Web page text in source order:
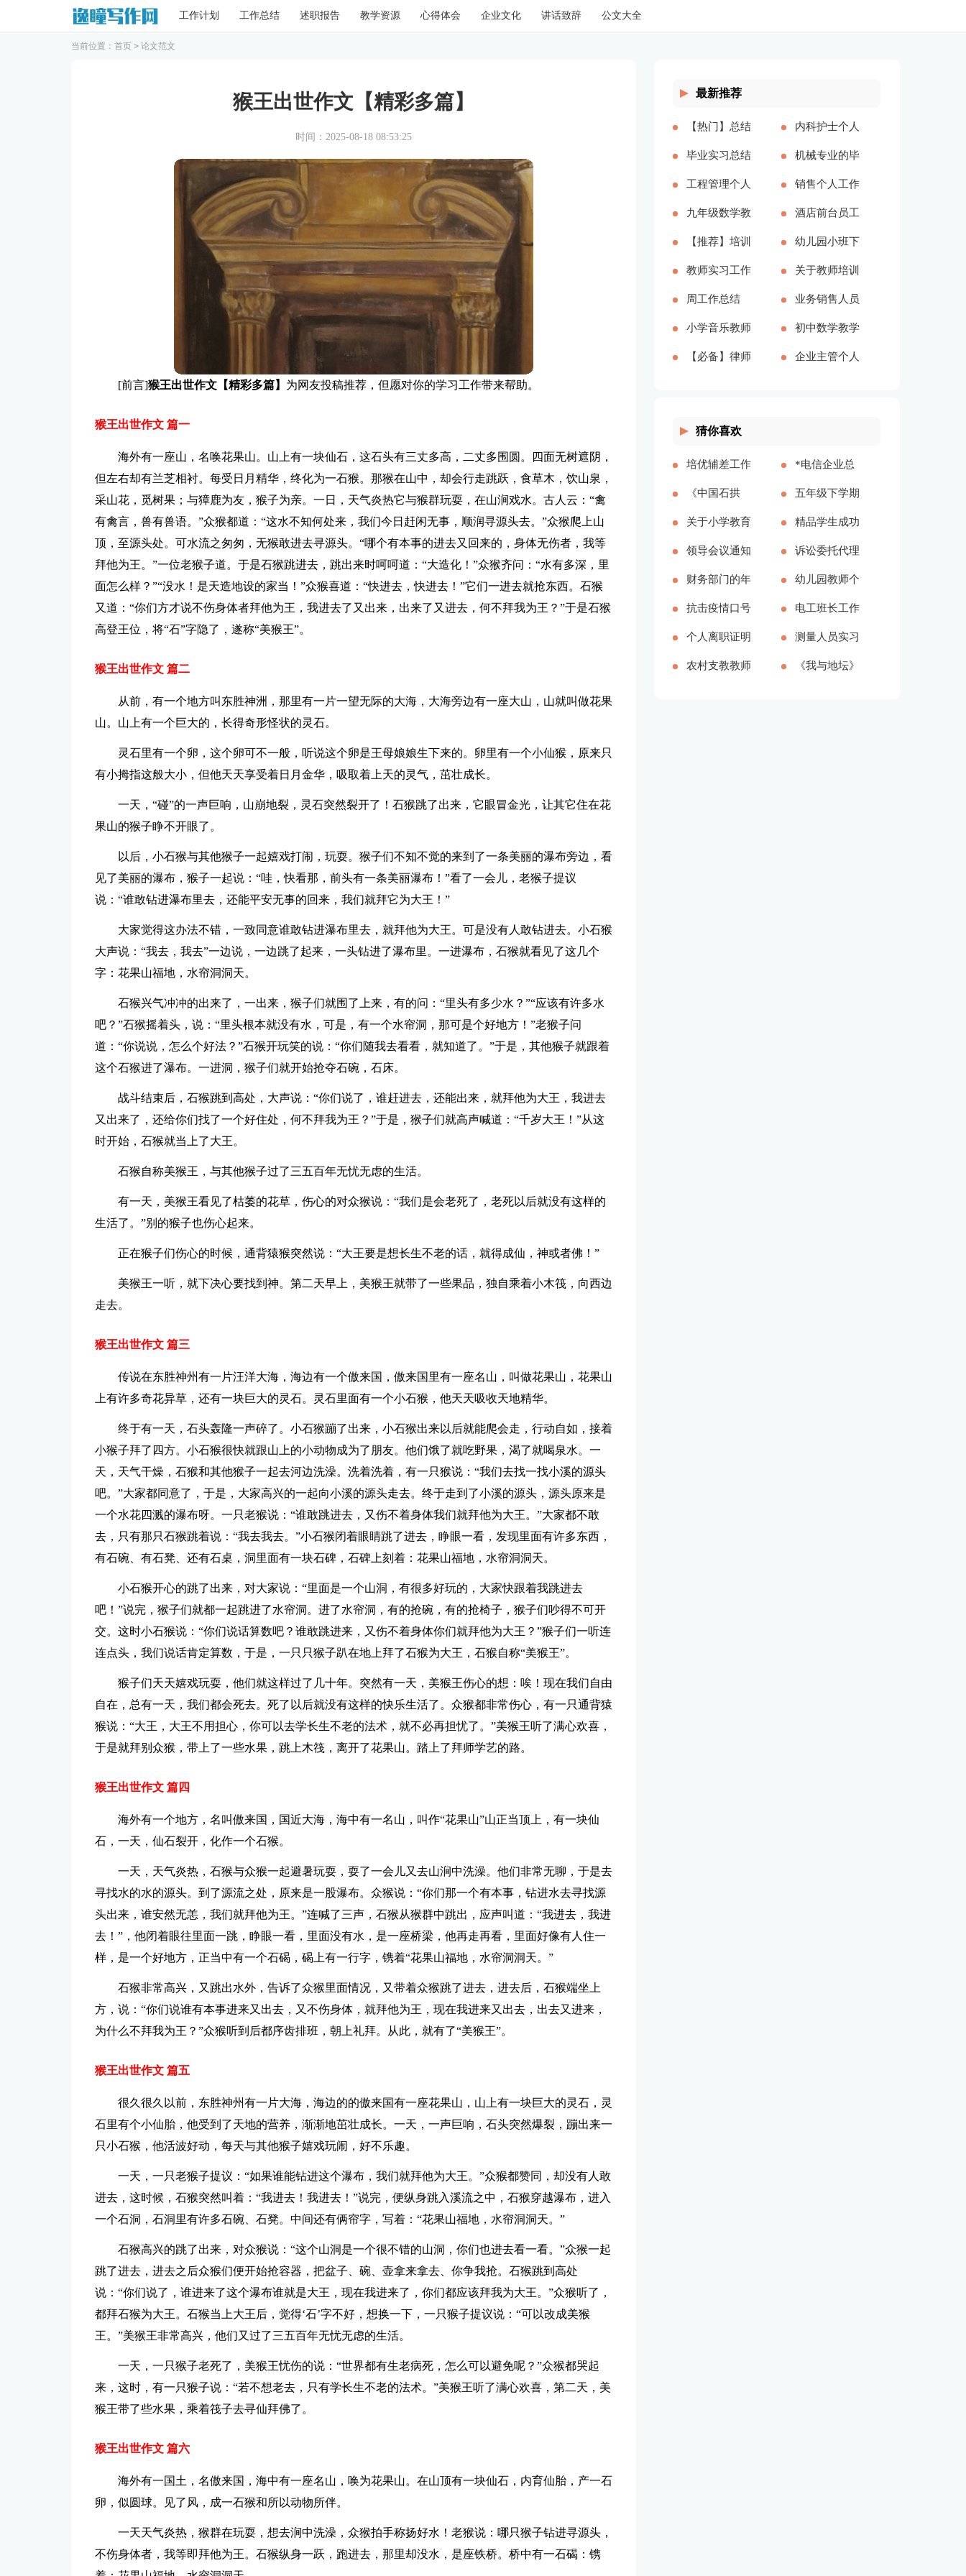
工作计划 工作总结 述职报告 教学资源 心得体会 企业文化 讲话致辞 公文大全
当前位置： 首页 > 论文范文
猴王出世作文【精彩多篇】
时间：2025-08-18 08:53:25
[前言]猴王出世作文【精彩多篇】 为网友投稿推荐，但愿对你的学习工作带来帮助。
猴王出世作文 篇一
海外有一座山，名唤花果山。山上有一块仙石，这石头有三丈多高，二丈多围圆。四面无树遮阴，
但左右却有兰芝相衬。每受日月精华，终化为一石猴。那猴在山中，却会行走跳跃，食草木，饮山泉，
采山花，觅树果；与獐鹿为友，猴子为亲。一日，天气炎热它与猴群玩耍，在山涧戏水。古人云：“禽
有禽言，兽有兽语。”众猴都道：“这水不知何处来，我们今日赶闲无事，顺润寻源头去。”众猴爬上山
顶，至源头处。可水流之匆匆，无猴敢进去寻源头。“哪个有本事的进去又回来的，身体无伤者，我等
拜他为王。”一位老猴子道。于是石猴跳进去，跳出来时呵呵道：“大造化！”众猴齐问：“水有多深，里
面怎么样？”“没水！是天造地设的家当！”众猴喜道：“快进去，快进去！”它们一进去就抢东西。石猴
又道：“你们方才说不伤身体者拜他为王，我进去了又出来，出来了又进去，何不拜我为王？”于是石猴
高登王位，将“石”字隐了，遂称“美猴王”。
猴王出世作文 篇二
从前，有一个地方叫东胜神洲，那里有一片一望无际的大海，大海旁边有一座大山，山就叫做花果
山。山上有一个巨大的，长得奇形怪状的灵石。
灵石里有一个卵，这个卵可不一般，听说这个卵是王母娘娘生下来的。卵里有一个小仙猴，原来只
有小拇指这般大小，但他天天享受着日月金华，吸取着上天的灵气，茁壮成长。
一天，“碰”的一声巨响，山崩地裂，灵石突然裂开了！石猴跳了出来，它眼冒金光，让其它住在花
果山的猴子睁不开眼了。
以后，小石猴与其他猴子一起嬉戏打闹，玩耍。猴子们不知不觉的来到了一条美丽的瀑布旁边，看
见了美丽的瀑布，猴子一起说：“哇，快看那，前头有一条美丽瀑布！”看了一会儿，老猴子提议
说：“谁敢钻进瀑布里去，还能平安无事的回来，我们就拜它为大王！”
大家觉得这办法不错，一致同意谁敢钻进瀑布里去，就拜他为大王。可是没有人敢钻进去。小石猴
大声说：“我去，我去”一边说，一边跳了起来，一头钻进了瀑布里。一进瀑布，石猴就看见了这几个
字：花果山福地，水帘洞洞天。
石猴兴气冲冲的出来了，一出来，猴子们就围了上来，有的问：“里头有多少水？”“应该有许多水
吧？”石猴摇着头，说：“里头根本就没有水，可是，有一个水帘洞，那可是个好地方！”老猴子问
道：“你说说，怎么个好法？”石猴开玩笑的说：“你们随我去看看，就知道了。”于是，其他猴子就跟着
这个石猴进了瀑布。一进洞，猴子们就开始抢夺石碗，石床。
战斗结束后，石猴跳到高处，大声说：“你们说了，谁赶进去，还能出来，就拜他为大王，我进去
又出来了，还给你们找了一个好住处，何不拜我为王？”于是，猴子们就高声喊道：“千岁大王！”从这
时开始，石猴就当上了大王。
石猴自称美猴王，与其他猴子过了三五百年无忧无虑的生活。
有一天，美猴王看见了枯萎的花草，伤心的对众猴说：“我们是会老死了，老死以后就没有这样的
生活了。”别的猴子也伤心起来。
正在猴子们伤心的时候，通背猿猴突然说：“大王要是想长生不老的话，就得成仙，神或者佛！”
美猴王一听，就下决心要找到神。第二天早上，美猴王就带了一些果品，独自乘着小木筏，向西边
走去。
猴王出世作文 篇三
传说在东胜神州有一片汪洋大海，海边有一个傲来国，傲来国里有一座名山，叫做花果山，花果山
上有许多奇花异草，还有一块巨大的灵石。灵石里面有一个小石猴，他天天吸收天地精华。
终于有一天，石头轰隆一声碎了。小石猴蹦了出来，小石猴出来以后就能爬会走，行动自如，接着
小猴子拜了四方。小石猴很快就跟山上的小动物成为了朋友。他们饿了就吃野果，渴了就喝泉水。一
天，天气干燥，石猴和其他猴子一起去河边洗澡。洗着洗着，有一只猴说：“我们去找一找小溪的源头
吧。”大家都同意了，于是，大家高兴的一起向小溪的源头走去。终于走到了小溪的源头，源头原来是
一个水花四溅的瀑布呀。一只老猴说：“谁敢跳进去，又伤不着身体我们就拜他为大王。”大家都不敢
去，只有那只石猴跳着说：“我去我去。”小石猴闭着眼睛跳了进去，睁眼一看，发现里面有许多东西，
有石碗、有石凳、还有石桌，洞里面有一块石碑，石碑上刻着：花果山福地，水帘洞洞天。
小石猴开心的跳了出来，对大家说：“里面是一个山洞，有很多好玩的，大家快跟着我跳进去
吧！”说完，猴子们就都一起跳进了水帘洞。进了水帘洞，有的抢碗，有的抢椅子，猴子们吵得不可开
交。这时小石猴说：“你们说话算数吧？谁敢跳进来，又伤不着身体你们就拜他为大王？”猴子们一听连
连点头，我们说话肯定算数，于是，一只只猴子趴在地上拜了石猴为大王，石猴自称“美猴王”。
猴子们天天嬉戏玩耍，他们就这样过了几十年。突然有一天，美猴王伤心的想：唉！现在我们自由
自在，总有一天，我们都会死去。死了以后就没有这样的快乐生活了。众猴都非常伤心，有一只通背猿
猴说：“大王，大王不用担心，你可以去学长生不老的法术，就不必再担忧了。”美猴王听了满心欢喜，
于是就拜别众猴，带上了一些水果，跳上木筏，离开了花果山。踏上了拜师学艺的路。
猴王出世作文 篇四
海外有一个地方，名叫傲来国，国近大海，海中有一名山，叫作“花果山”山正当顶上，有一块仙
石，一天，仙石裂开，化作一个石猴。
一天，天气炎热，石猴与众猴一起避暑玩耍，耍了一会儿又去山涧中洗澡。他们非常无聊，于是去
寻找水的水的源头。到了源流之处，原来是一股瀑布。众猴说：“你们那一个有本事，钻进水去寻找源
头出来，谁安然无恙，我们就拜他为王。”连喊了三声，石猴从猴群中跳出，应声叫道：“我进去，我进
去！”，他闭着眼往里面一跳，睁眼一看，里面没有水，是一座桥梁，他再走再看，里面好像有人住一
样，是一个好地方，正当中有一个石碣，碣上有一行字，镌着“花果山福地，水帘洞洞天。”
石猴非常高兴，又跳出水外，告诉了众猴里面情况，又带着众猴跳了进去，进去后，石猴端坐上
方，说：“你们说谁有本事进来又出去，又不伤身体，就拜他为王，现在我进来又出去，出去又进来，
为什么不拜我为王？”众猴听到后都序齿排班，朝上礼拜。从此，就有了“美猴王”。
猴王出世作文 篇五
很久很久以前，东胜神州有一片大海，海边的的傲来国有一座花果山，山上有一块巨大的灵石，灵
石里有个小仙胎，他受到了天地的营养，渐渐地茁壮成长。一天，一声巨响，石头突然爆裂，蹦出来一
只小石猴，他活波好动，每天与其他猴子嬉戏玩闹，好不乐趣。
一天，一只老猴子提议：“如果谁能钻进这个瀑布，我们就拜他为大王。”众猴都赞同，却没有人敢
进去，这时候，石猴突然叫着：“我进去！我进去！”说完，便纵身跳入溪流之中，石猴穿越瀑布，进入
一个石洞，石洞里有许多石碗、石凳。中间还有俩帘字，写着：“花果山福地，水帘洞洞天。”
石猴高兴的跳了出来，对众猴说：“这个山洞是一个很不错的山洞，你们也进去看一看。”众猴一起
跳了进去，进去之后众猴们便开始抢容器，把盆子、碗、壶拿来拿去、你争我抢。石猴跳到高处
说：“你们说了，谁进来了这个瀑布谁就是大王，现在我进来了，你们都应该拜我为大王。”众猴听了，
都拜石猴为大王。石猴当上大王后，觉得‘石’字不好，想换一下，一只猴子提议说：“可以改成美猴
王。”美猴王非常高兴，他们又过了三五百年无忧无虑的生活。
一天，一只猴子老死了，美猴王忧伤的说：“世界都有生老病死，怎么可以避免呢？”众猴都哭起
来，这时，有一只猴子说：“若不想老去，只有学长生不老的法术。”美猴王听了满心欢喜，第二天，美
猴王带了些水果，乘着筏子去寻仙拜佛了。
猴王出世作文 篇六
海外有一国土，名傲来国，海中有一座名山，唤为花果山。在山顶有一块仙石，内育仙胎，产一石
卵，似圆球。见了风，成一石猴和所以动物所伴。
一天天气炎热，猴群在玩耍，想去涧中洗澡，众猴拍手称扬好水！老猴说：哪只猴子钻进寻源头，
不伤身体者，我等即拜他为王。石猴纵身一跃，跑进去，那里却没水，是座铁桥。桥中有一石碣：镌
最新推荐
【热门】总结
工作计划范文
汇编十篇(全
文共17158字)
内科护士个人
工作总结(汇
编15篇)(全文
共18407字)
毕业实习总结
【精】(全文
共30281字)
机械专业的毕
业实习总结
(全文共995
字)
工程管理个人
总结15篇(全
文共21870字)
销售个人工作
总结【热门】
(全文共17053
字)
九年级数学教
师教学工作总
结（通用6
篇）(全文共
7137字)
酒店前台员工
实习工作总结
4篇(全文共
11591字)
【推荐】培训
助理个人年终
工作总结(全
文共1658字)
幼儿园小班下
学期班务总结
(全文共8255
字)
教师实习工作
总结(全文共
2690字)
关于教师培训
总结范文锦集
八篇(全文共
11826字)
周工作总结
(合集15篇)
(全文共13162
业务销售人员
工作总结(全
文共15068字)
小学音乐教师
年度总结(全
初中数学教学
个人工作总结
【必备】律师 企业主管个人
猜你喜欢
培优辅差工作
计划参考多篇
*电信企业总
经理任职期间
述职报告(全
文共2801字)
《中国石拱
桥》文段阅读
答案【通用多
篇】
五年级下学期
教学计划【精
品多篇】
关于小学教育
实习总结合集
10篇(全文共
23089字)
精品学生成功
学习的五大方
法（多篇）
领导会议通知
怎么写【精品
多篇】
诉讼委托代理
合同集合14
篇(全文共
10864字)
财务部门的年
终工作总结
(全文共20101
字)
幼儿园教师个
人计划 优选
15篇
抗击疫情口号 电工班长工作
总结（精选7
篇）
个人离职证明
范本新版多篇
测量人员实习
报告新版多篇
农村支教教师 《我与地坛》